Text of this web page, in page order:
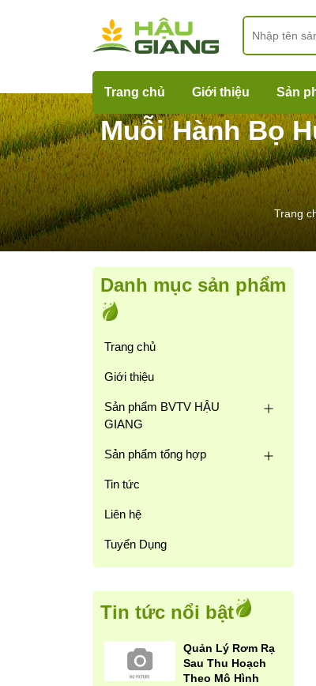
Trang chủ Giới thiệu Sản
Muỗi Hành Bọ
Trang
Danh mục sản phẩm
Trang chủ
Giới thiệu
Sản phẩm BVTV HẬU
GIANG
Sản phẩm tổng hợp
Tin tức
Liên hệ
Tuyển Dụng
Tin tức nổi bật
Quản Lý Rơm Rạ
Sau Thu Hoạch
Theo Mô Hình